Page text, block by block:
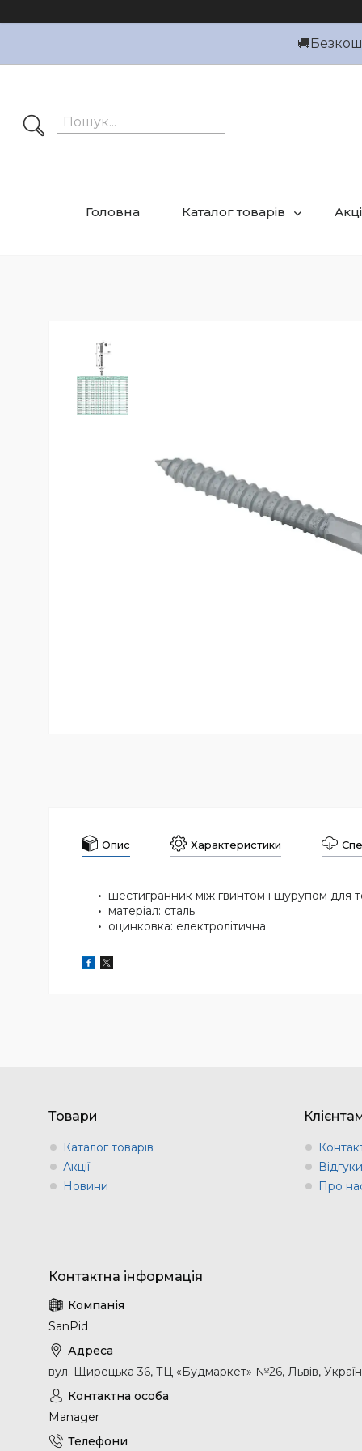
Головна Каталог товарів
Опис Характеристики
шестигранник між гвинтом і шурупом для
матеріал: сталь
оцинковка: електролітична
Товари
Каталог товарів
Акції
Новини
Відгуки
Про
SanPid
вул. Щирецька 36, ТЦ «Будмаркет» №26, Львів,
Manager